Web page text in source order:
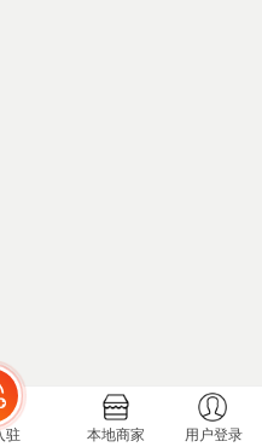
驻 本地商家 用户登录